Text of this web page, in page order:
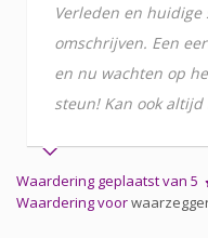
Verleden en
omschrijven. Een
en nu wachten op
steun! Kan ook
Waardering geplaatst van 5
Waardering voor